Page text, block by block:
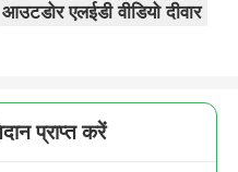
आउटडोर एलईडी वीडियो दीवार
प्राप्त करें